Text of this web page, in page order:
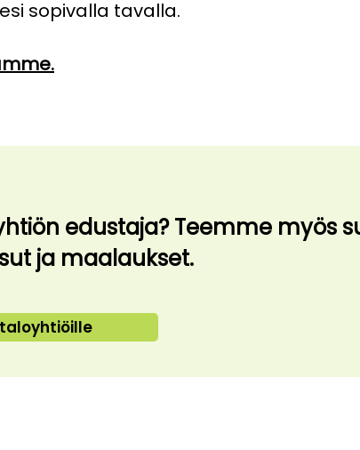
sopivalla tavalla.
edustaja? Teemme myös
ja maalaukset.